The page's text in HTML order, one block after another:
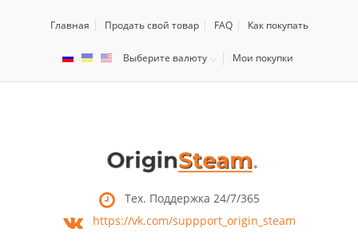
Главная Продать свой товар FAQ Как покупать
Выберите валюту Мои покупки
Тех. Поддержка 24/7/365
https://vk.com/suppport_origin_steam